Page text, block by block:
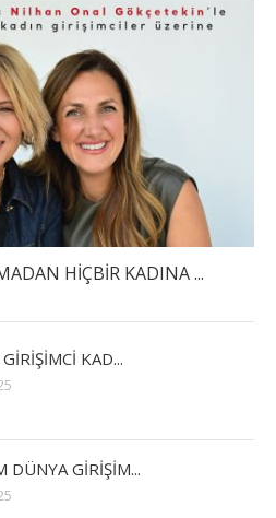
HİÇBİR KADINA ...
KAD...
DÜNYA GİRİŞİM...